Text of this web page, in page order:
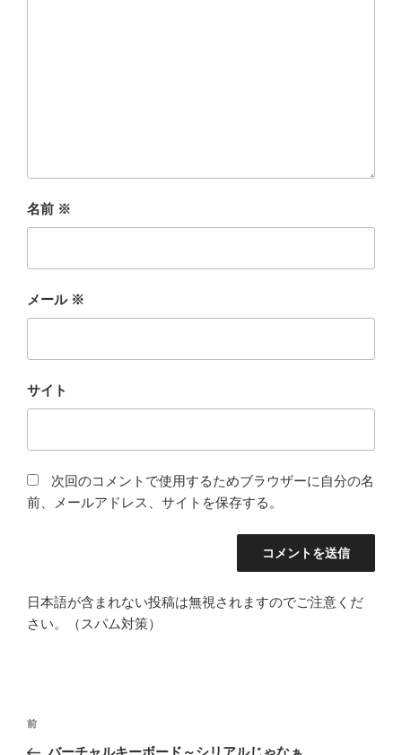
名前 ※
メール ※
サイト
次回のコメントで使用するためブラウザーに自分の名
前、メールアドレス、サイトを保存する。
日本語が含まれない投稿は無視されますのでご注意くだ
さい。（スパム対策）
投
前
の
前